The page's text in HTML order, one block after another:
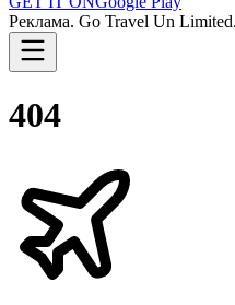
Реклама. Go Travel Un
404